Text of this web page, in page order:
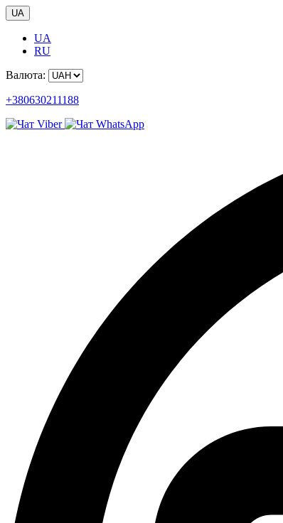
UA
UA
RU
Валюта:
+380630211188